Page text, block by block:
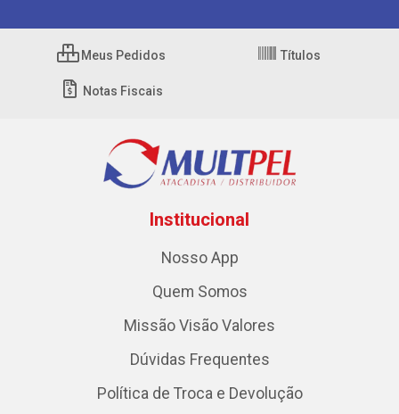
Meus Pedidos Títulos
Notas Fiscais
Institucional
Nosso App
Quem Somos
Missão Visão Valores
Dúvidas Frequentes
Política de Troca e Devolução